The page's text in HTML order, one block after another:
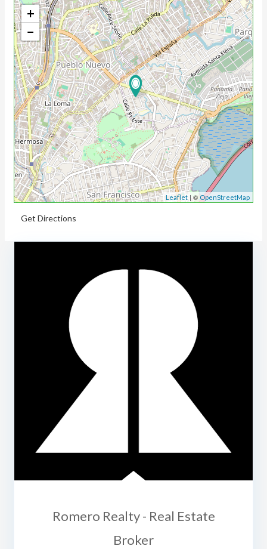
+
−
Leaflet| ©OpenStreetMap
Get Directions
Romero Realty - Real Estate
Broker